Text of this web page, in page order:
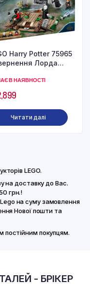
Harry Potter 75965
Лорда
В НАЯВНОСТІ
Читати далі
LEGO.
на доставку до Вас.
грн.!
на суму замовлення
Нової пошти та
постійним покупцям.
- БРІКЕР